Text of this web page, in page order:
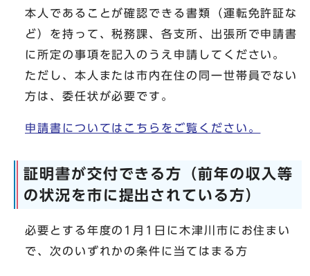
本人であることが確認できる書類（運転免許証な
ど）を持って、税務課、各支所、出張所で申請書
に所定の事項を記入のうえ申請してください。
ただし、本人または市内在住の同一世帯員でない
方は、委任状が必要です。
申請書についてはこちらをご覧ください。
証明書が交付できる方（前年の収入等
の状況を市に提出されている方）
必要とする年度の1月1日に木津川市にお住まい
で、次のいずれかの条件に当てはまる方